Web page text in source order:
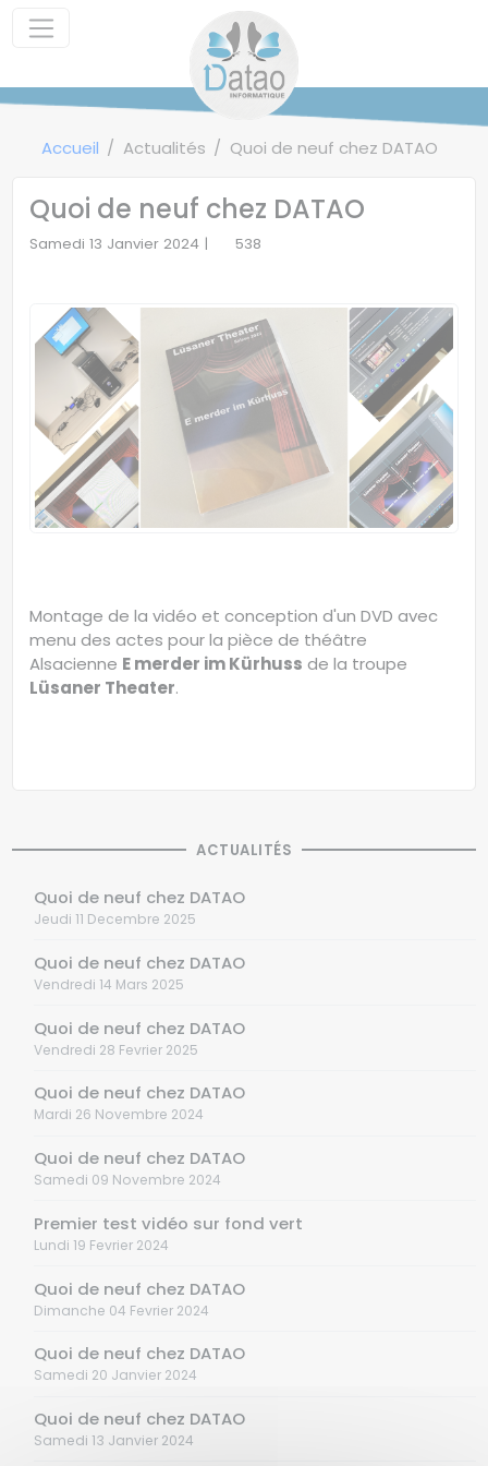
Accueil Actualités Quoi de neuf chez DATAO
Quoi de neuf chez DATAO
Samedi 13 Janvier 2024 | 538
Montage de la vidéo et conception d'un DVD avec
menu des actes pour la pièce de théâtre
Alsacienne E merder im Kürhuss de la troupe
Lüsaner Theater.
ACTUALITÉS
Quoi de neuf chez DATAO
Jeudi 11 Decembre 2025
Quoi de neuf chez DATAO
Vendredi 14 Mars 2025
Quoi de neuf chez DATAO
Vendredi 28 Fevrier 2025
Quoi de neuf chez DATAO
Mardi 26 Novembre 2024
Quoi de neuf chez DATAO
Samedi 09 Novembre 2024
Premier test vidéo sur fond vert
Lundi 19 Fevrier 2024
Quoi de neuf chez DATAO
Dimanche 04 Fevrier 2024
Quoi de neuf chez DATAO
Samedi 20 Janvier 2024
Quoi de neuf chez DATAO
Samedi 13 Janvier 2024
Panneau de gestion des cookies